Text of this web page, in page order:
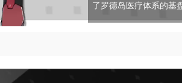
了罗德岛医疗体系的基